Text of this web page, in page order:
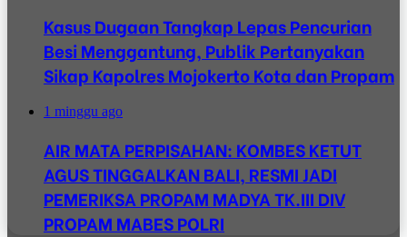
Kasus Dugaan Tangkap Lepas Pencurian
Besi Menggantung, Publik Pertanyakan
Sikap Kapolres Mojokerto Kota dan Propam
1 minggu ago
AIR MATA PERPISAHAN: KOMBES KETUT
AGUS TINGGALKAN BALI, RESMI JADI
PEMERIKSA PROPAM MADYA TK.III DIV
PROPAM MABES POLRI